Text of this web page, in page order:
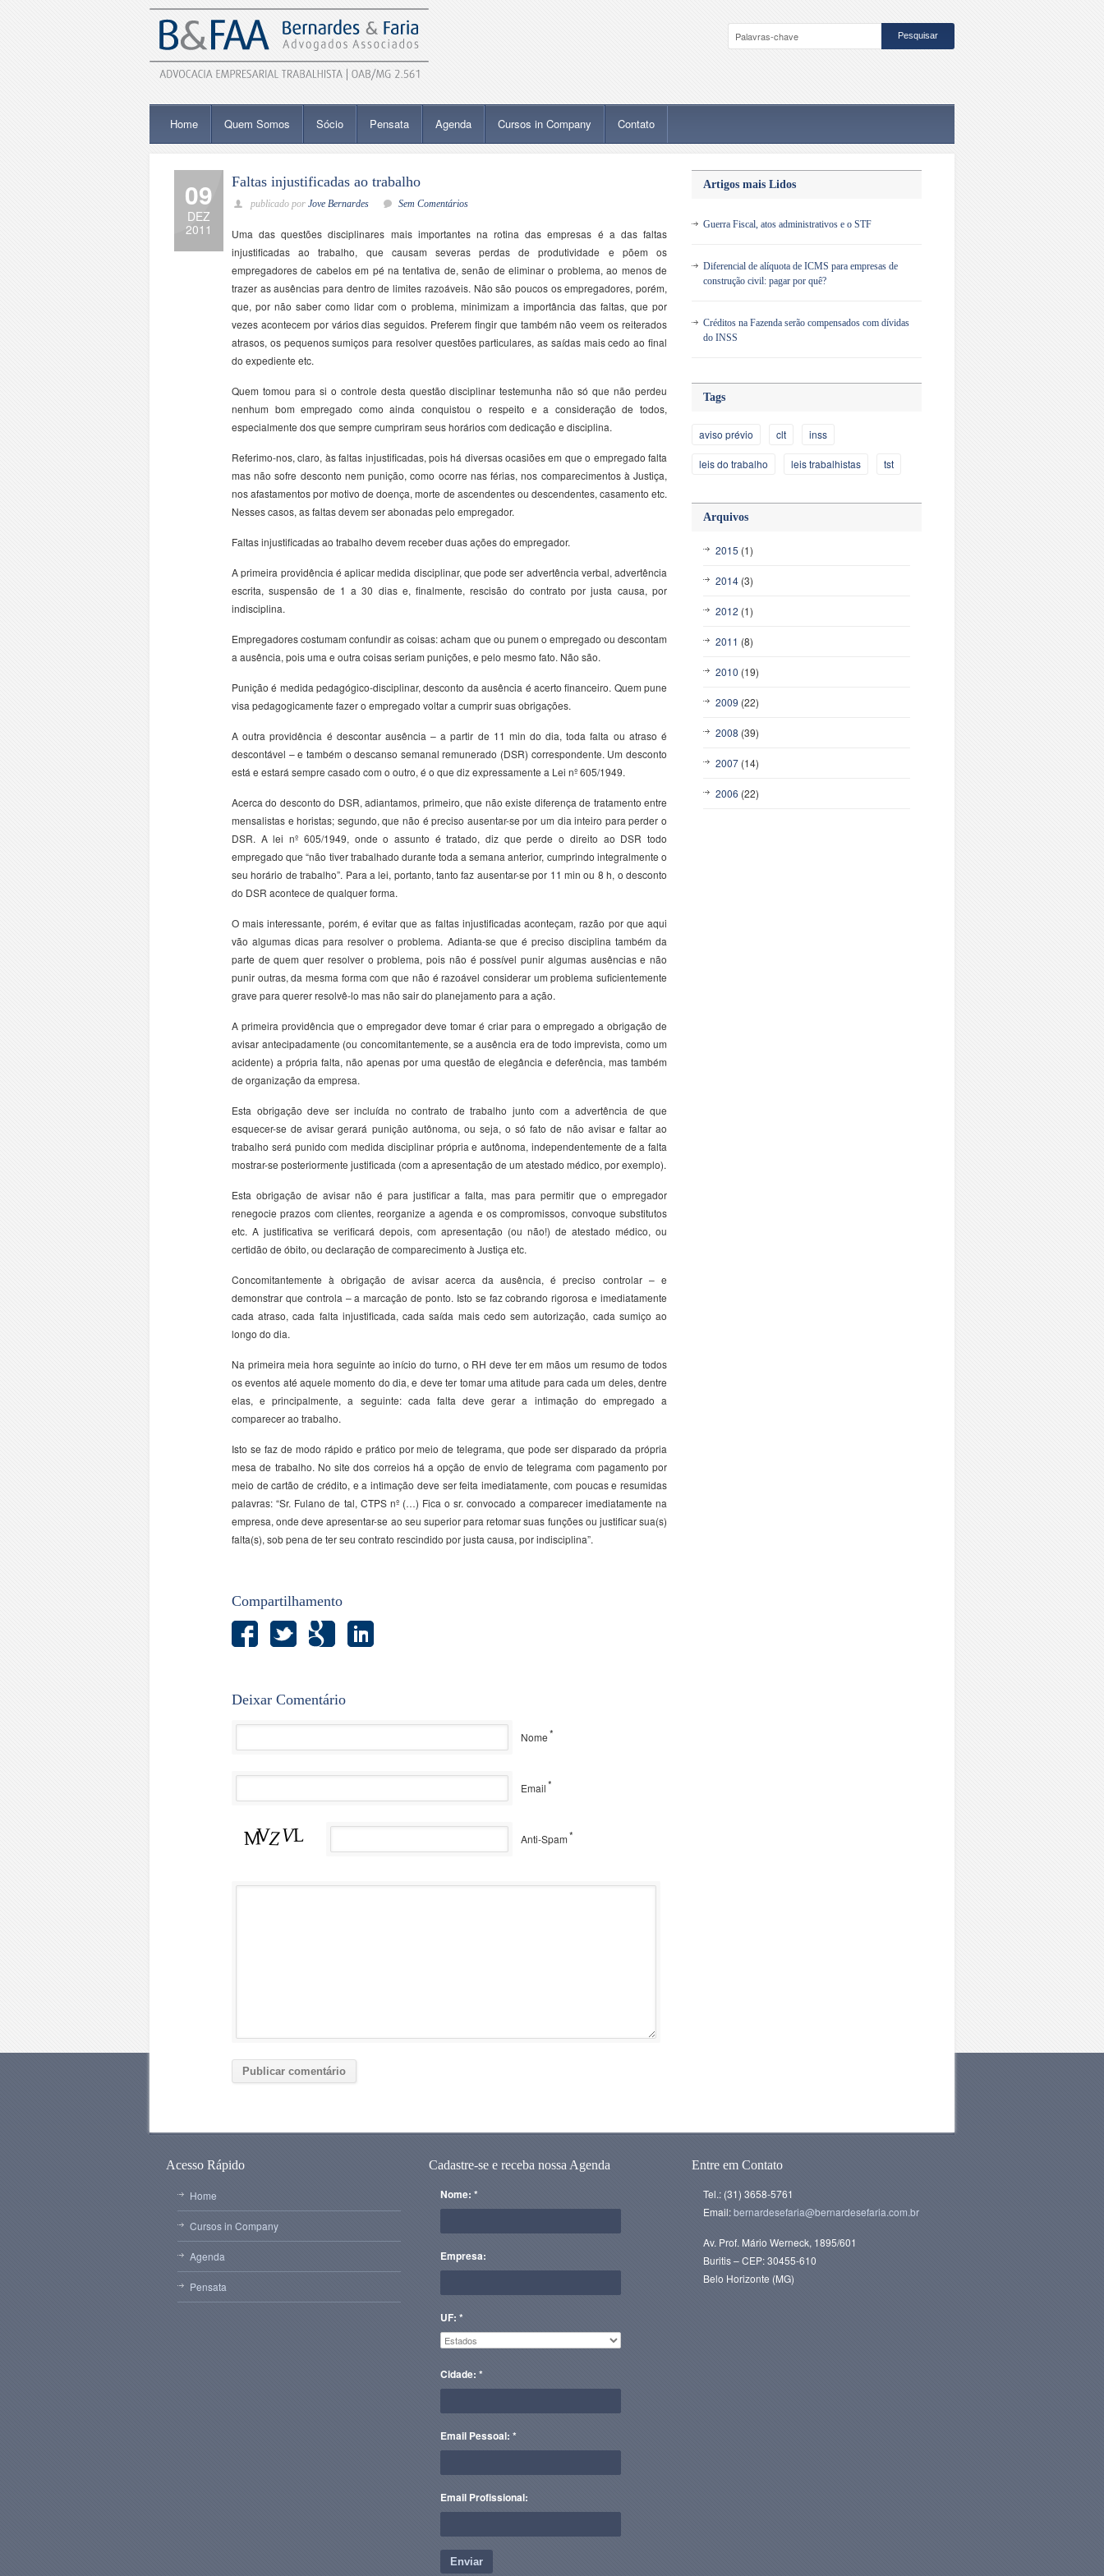
Home Quem Somos Sócio Pensata Agenda Cursos in Company Contato
09
DEZ
2011
Faltas injustificadas ao trabalho
publicado por Jove Bernardes Sem Comentários
Uma das questões disciplinares mais importantes na rotina das empresas é a das faltas
injustificadas ao trabalho, que causam severas perdas de produtividade e põem os
empregadores de cabelos em pé na tentativa de, senão de eliminar o problema, ao menos de
trazer as ausências para dentro de limites razoáveis. Não são poucos os empregadores, porém,
que, por não saber como lidar com o problema, minimizam a importância das faltas, que por
vezes acontecem por vários dias seguidos. Preferem fingir que também não veem os reiterados
atrasos, os pequenos sumiços para resolver questões particulares, as saídas mais cedo ao final
do expediente etc.
Quem tomou para si o controle desta questão disciplinar testemunha não só que não perdeu
nenhum bom empregado como ainda conquistou o respeito e a consideração de todos,
especialmente dos que sempre cumpriram seus horários com dedicação e disciplina.
Referimo-nos, claro, às faltas injustificadas, pois há diversas ocasiões em que o empregado falta
mas não sofre desconto nem punição, como ocorre nas férias, nos comparecimentos à Justiça,
nos afastamentos por motivo de doença, morte de ascendentes ou descendentes, casamento etc.
Nesses casos, as faltas devem ser abonadas pelo empregador.
Faltas injustificadas ao trabalho devem receber duas ações do empregador.
A primeira providência é aplicar medida disciplinar, que pode ser advertência verbal, advertência
escrita, suspensão de 1 a 30 dias e, finalmente, rescisão do contrato por justa causa, por
indisciplina.
Empregadores costumam confundir as coisas: acham que ou punem o empregado ou descontam
a ausência, pois uma e outra coisas seriam punições, e pelo mesmo fato. Não são.
Punição é medida pedagógico-disciplinar, desconto da ausência é acerto financeiro. Quem pune
visa pedagogicamente fazer o empregado voltar a cumprir suas obrigações.
A outra providência é descontar ausência – a partir de 11 min do dia, toda falta ou atraso é
descontável – e também o descanso semanal remunerado (DSR) correspondente. Um desconto
está e estará sempre casado com o outro, é o que diz expressamente a Lei nº 605/1949.
Acerca do desconto do DSR, adiantamos, primeiro, que não existe diferença de tratamento entre
mensalistas e horistas; segundo, que não é preciso ausentar-se por um dia inteiro para perder o
DSR. A lei nº 605/1949, onde o assunto é tratado, diz que perde o direito ao DSR todo
empregado que “não tiver trabalhado durante toda a semana anterior, cumprindo integralmente o
seu horário de trabalho”. Para a lei, portanto, tanto faz ausentar-se por 11 min ou 8 h, o desconto
do DSR acontece de qualquer forma.
O mais interessante, porém, é evitar que as faltas injustificadas aconteçam, razão por que aqui
vão algumas dicas para resolver o problema. Adianta-se que é preciso disciplina também da
parte de quem quer resolver o problema, pois não é possível punir algumas ausências e não
punir outras, da mesma forma com que não é razoável considerar um problema suficientemente
grave para querer resolvê-lo mas não sair do planejamento para a ação.
A primeira providência que o empregador deve tomar é criar para o empregado a obrigação de
avisar antecipadamente (ou concomitantemente, se a ausência era de todo imprevista, como um
acidente) a própria falta, não apenas por uma questão de elegância e deferência, mas também
de organização da empresa.
Esta obrigação deve ser incluída no contrato de trabalho junto com a advertência de que
esquecer-se de avisar gerará punição autônoma, ou seja, o só fato de não avisar e faltar ao
trabalho será punido com medida disciplinar própria e autônoma, independentemente de a falta
mostrar-se posteriormente justificada (com a apresentação de um atestado médico, por exemplo).
Esta obrigação de avisar não é para justificar a falta, mas para permitir que o empregador
renegocie prazos com clientes, reorganize a agenda e os compromissos, convoque substitutos
etc. A justificativa se verificará depois, com apresentação (ou não!) de atestado médico, ou
certidão de óbito, ou declaração de comparecimento à Justiça etc.
Concomitantemente à obrigação de avisar acerca da ausência, é preciso controlar – e
demonstrar que controla – a marcação de ponto. Isto se faz cobrando rigorosa e imediatamente
cada atraso, cada falta injustificada, cada saída mais cedo sem autorização, cada sumiço ao
longo do dia.
Na primeira meia hora seguinte ao início do turno, o RH deve ter em mãos um resumo de todos
os eventos até aquele momento do dia, e deve ter tomar uma atitude para cada um deles, dentre
elas, e principalmente, a seguinte: cada falta deve gerar a intimação do empregado a
comparecer ao trabalho.
Isto se faz de modo rápido e prático por meio de telegrama, que pode ser disparado da própria
mesa de trabalho. No site dos correios há a opção de envio de telegrama com pagamento por
meio de cartão de crédito, e a intimação deve ser feita imediatamente, com poucas e resumidas
palavras: “Sr. Fulano de tal, CTPS nº (…) Fica o sr. convocado a comparecer imediatamente na
empresa, onde deve apresentar-se ao seu superior para retomar suas funções ou justificar sua(s)
falta(s), sob pena de ter seu contrato rescindido por justa causa, por indisciplina”.
Compartilhamento
Deixar Comentário
Nome*
Email*
Anti-Spam*
Artigos mais Lidos
Guerra Fiscal, atos administrativos e o STF
Diferencial de alíquota de ICMS para empresas de
construção civil: pagar por quê?
Créditos na Fazenda serão compensados com dívidas
do INSS
Tags
aviso prévio clt inss
leis do trabalho leis trabalhistas tst
Arquivos
2015 (1)
2014 (3)
2012 (1)
2011 (8)
2010 (19)
2009 (22)
2008 (39)
2007 (14)
2006 (22)
Acesso Rápido
Home
Cursos in Company
Agenda
Pensata
Cadastre-se e receba nossa Agenda
Nome: *
Empresa:
UF: *
Cidade: *
Email Pessoal: *
Email Profissional:
Enviar
Entre em Contato
Tel.: (31) 3658-5761
Email:bernardesefaria@bernardesefaria.com.br
Av. Prof. Mário Werneck, 1895/601
Buritis – CEP: 30455-610
Belo Horizonte (MG)